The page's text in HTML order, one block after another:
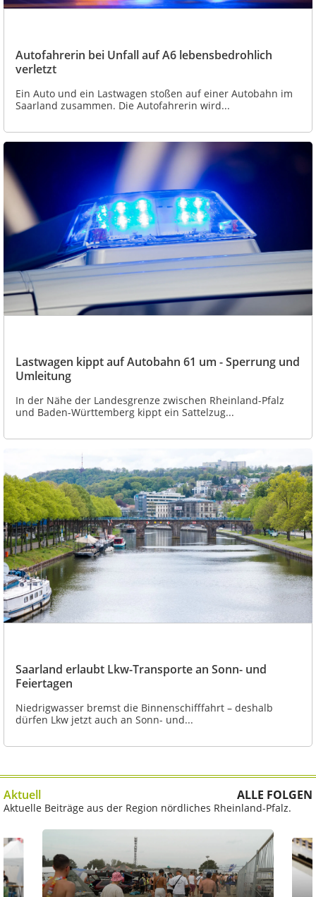
Autofahrerin bei Unfall auf A6 lebensbedrohlich
verletzt
Ein Auto und ein Lastwagen stoßen auf einer Autobahn im
Saarland zusammen. Die Autofahrerin wird...
Lastwagen kippt auf Autobahn 61 um - Sperrung und
Umleitung
In der Nähe der Landesgrenze zwischen Rheinland-Pfalz
und Baden-Württemberg kippt ein Sattelzug...
Saarland erlaubt Lkw-Transporte an Sonn- und
Feiertagen
Niedrigwasser bremst die Binnenschifffahrt – deshalb
dürfen Lkw jetzt auch an Sonn- und...
Aktuell ALLE FOLGEN
Aktuelle Beiträge aus der Region nördliches Rheinland-Pfalz.